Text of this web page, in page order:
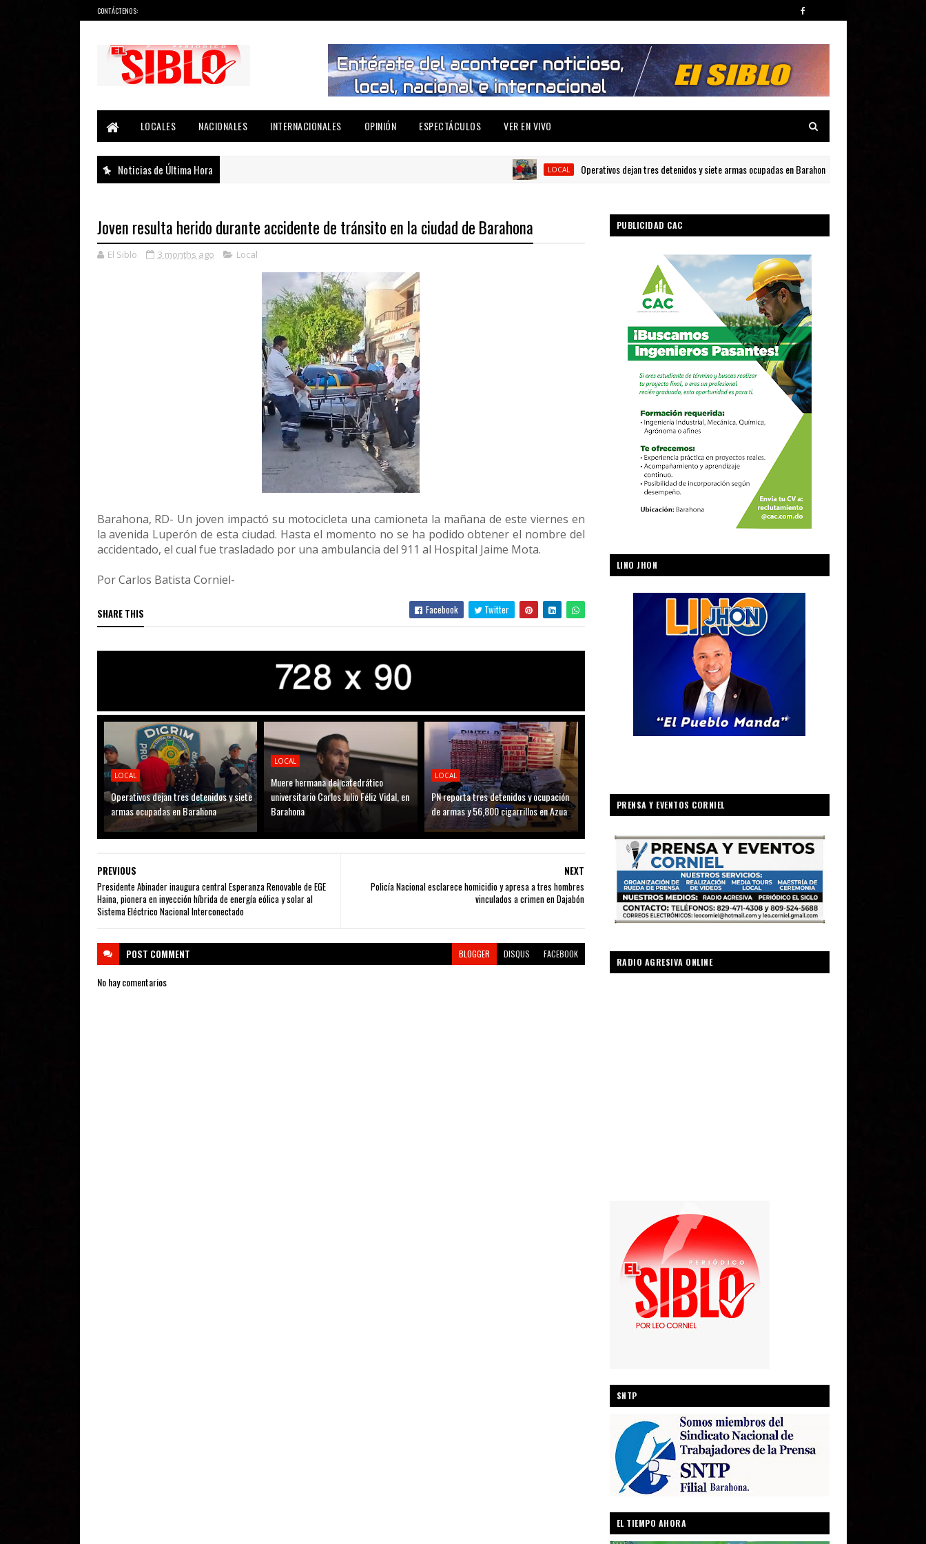
CONTÁCTENOS:
LOCALES
NACIONALES INTERNACIONALES OPINIÓN ESPECTÁCULOS VER EN VIVO
Noticias de Última Hora LOCAL Operativos dejan tres detenidos y siete armas ocupadas en Barahona
Joven resulta herido durante accidente de tránsito en la ciudad de Barahona
El Siblo 3 months ago Local
Barahona, RD- Un joven impactó su motocicleta una camioneta la mañana de este viernes en
la avenida Luperón de esta ciudad. Hasta el momento no se ha podido obtener el nombre del
accidentado, el cual fue trasladado por una ambulancia del 911 al Hospital Jaime Mota.
Por Carlos Batista Corniel-
SHARE THIS Facebook Twitter
LOCAL
Operativos dejan tres detenidos y siete
armas ocupadas en Barahona
LOCAL
Muere hermana del catedrático
universitario Carlos Julio Féliz Vidal, en
Barahona
LOCAL
PN reporta tres detenidos y ocupación
de armas y 56,800 cigarrillos en Azua
NEXT
Policía Nacional esclarece homicidio y apresa a tres hombres
vinculados a crimen en Dajabón
PREVIOUS
Presidente Abinader inaugura central Esperanza Renovable de EGE
Haina, pionera en inyección híbrida de energía eólica y solar al
Sistema Eléctrico Nacional Interconectado
POST COMMENT BLOGGER DISQUS FACEBOOK
No hay comentarios
PUBLICIDAD CAC
LINO JHON
PRENSA Y EVENTOS CORNIEL
RADIO AGRESIVA ONLINE
SNTP
EL TIEMPO AHORA